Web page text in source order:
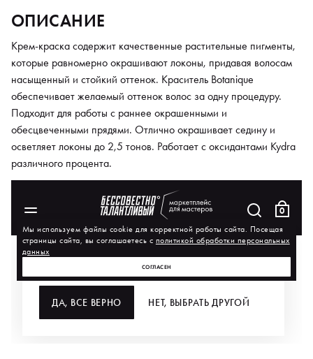
ОПИСАНИЕ
Крем-краска содержит качественные растительные пигменты,
которые равномерно окрашивают локоны, придавая волосам
насыщенный и стойкий оттенок. Краситель Botanique
обеспечивает желаемый оттенок волос за одну процедуру.
Подходит для работы с раннее окрашенными и
обесцвеченными прядями. Отлично окрашивает седину и
осветляет локоны до 2,5 тонов. Работает с оксидантами Kydra
различного процента.